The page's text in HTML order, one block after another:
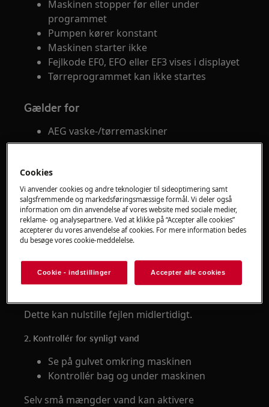
Maskinen stopper før eller under
programmet
Pumpen kører konstant
Maskinen starter ikke
Fejlkode EF0, EFO eller EF3 vises i displayet
Tørreprogrammet kan ikke startes
Gælder for
AEG vaske-/tørremaskiner
Start med at kontrollere de mest almindelige
årsager til problemet. I mange tilfælde kan
problemet løses uden service.
1. Sluk og nulstil maskinen
Afbryd strømmen til maskinen
Vent et par minutter
Dette kan nulstille fejlen midlertidigt.
2. Kontrollér for synligt vand
Se på gulvet omkring maskinen
Kontrollér bag og under maskinen
Selv små mængder vand kan aktivere
Cookies
Vi anvender cookies og andre teknologier til sideoptimering samt
salgsfremmende og markedsføringsmæssige formål. Vi deler også
information om din anvendelse af vores website med sociale medier,
reklame- og analysepartnere. Ved at klikke på “Accepter alle cookies”
accepterer du vores anvendelse af cookies. For mere information bedes
du besøge vores cookie-meddelelse.
Cookie - indstillinger Accepter alle cookies